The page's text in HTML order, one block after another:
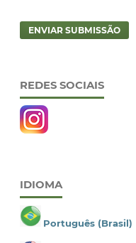
ENVIAR SUBMISSÃO
REDES SOCIAIS
IDIOMA
Português (Brasil)